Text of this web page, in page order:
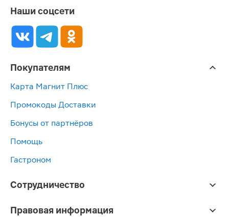
Наши соцсети
Покупателям
Карта Магнит Плюс
Промокоды Доставки
Бонусы от партнёров
Помощь
Гастроном
Сотрудничество
Правовая информация